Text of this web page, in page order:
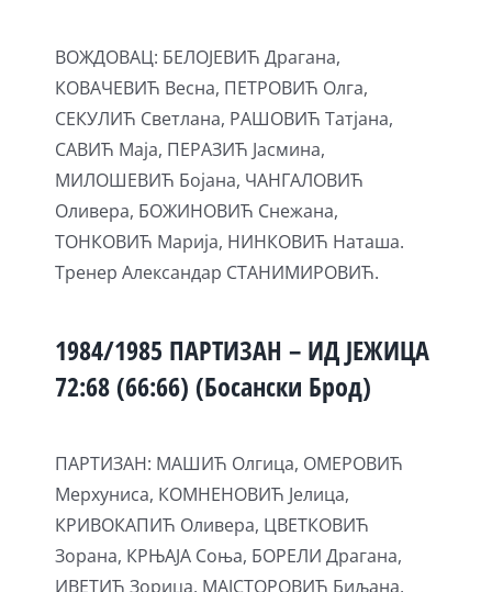
ВОЖДОВАЦ: БЕЛОЈЕВИЋ Драгана,
КОВАЧЕВИЋ Весна, ПЕТРОВИЋ Олга,
СЕКУЛИЋ Светлана, РАШОВИЋ Татјана,
САВИЋ Маја, ПЕРАЗИЋ Јасмина,
МИЛОШЕВИЋ Бојана, ЧАНГАЛОВИЋ
Оливера, БОЖИНОВИЋ Снежана,
ТОНКОВИЋ Марија, НИНКОВИЋ Наташа.
Тренер Александар СТАНИМИРОВИЋ.
1984/1985 ПАРТИЗАН – ИД ЈЕЖИЦА
72:68 (66:66) (Босански Брод)
ПАРТИЗАН: МАШИЋ Олгица, ОМЕРОВИЋ
Мерхуниса, КОМНЕНОВИЋ Јелица,
КРИВОКАПИЋ Оливера, ЦВЕТКОВИЋ
Зорана, КРЊАЈА Соња, БОРЕЛИ Драгана,
ИВЕТИЋ Зорица, МАЈСТОРОВИЋ Биљана,